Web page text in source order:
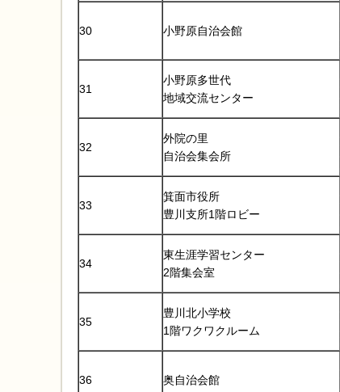
30 小野原自治会館
31
小野原多世代
地域交流センター
32
外院の里
自治会集会所
33
箕面市役所
豊川支所1階ロビー
34
東生涯学習センター
2階集会室
35
豊川北小学校
1階ワクワクルーム
36 奥自治会館